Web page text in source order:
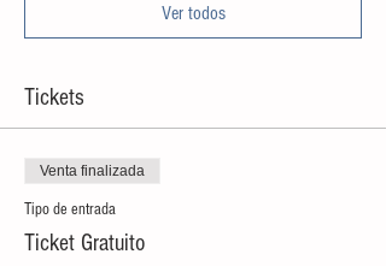
Ver todos
Tickets
Venta finalizada
Tipo de entrada
Ticket Gratuito